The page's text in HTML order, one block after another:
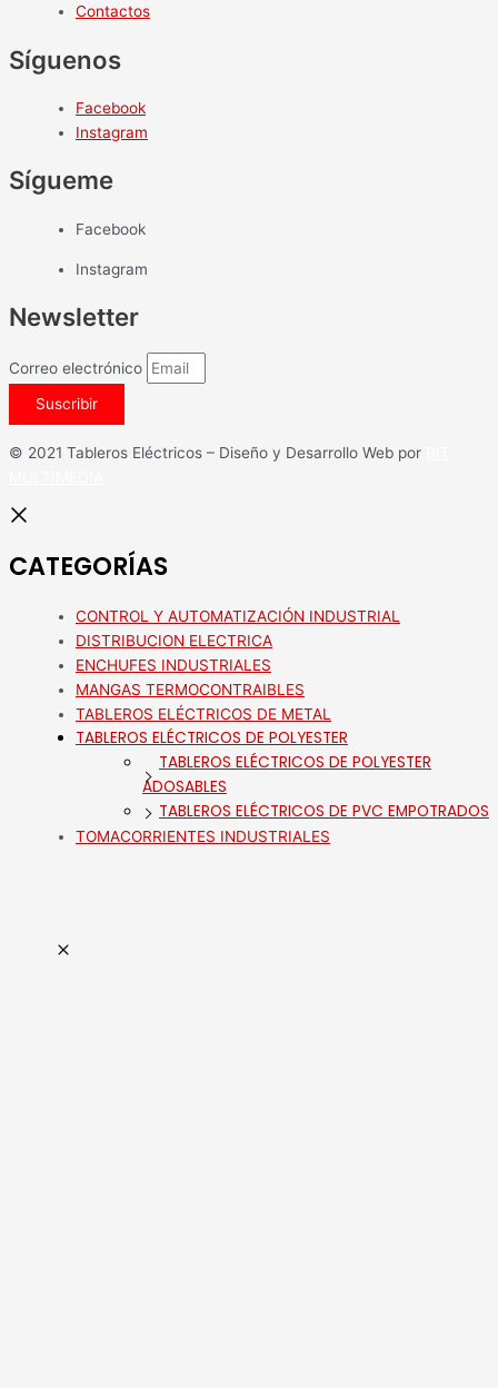
Contactos
Síguenos
Facebook
Instagram
Sígueme
Facebook
Instagram
Newsletter
Correo electrónico
Suscribir
© 2021 Tableros Eléctricos – Diseño y Desarrollo Web por
CATEGORÍAS
CONTROL Y AUTOMATIZACIÓN INDUSTRIAL
DISTRIBUCION ELECTRICA
ENCHUFES INDUSTRIALES
MANGAS TERMOCONTRAIBLES
TABLEROS ELÉCTRICOS DE METAL
TABLEROS ELÉCTRICOS DE POLYESTER
TABLEROS ELÉCTRICOS DE POLYESTER
ADOSABLES
TABLEROS ELÉCTRICOS DE PVC EMPOTRADOS
TOMACORRIENTES INDUSTRIALES